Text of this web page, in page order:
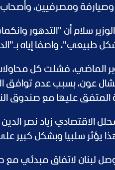
وصيارفة ومصرفيين، وأصحاب
سلام أن "التدهور
طبيعي"، واصفا إياه
الماضي، فشلت كل
عون، بسبب عدم توافق
المتفق عليها مع صندوق
الاقتصادي زياد نصر
يؤثر سلبيا وبشكل كبير